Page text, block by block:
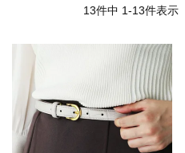
13件中 1-13件表示